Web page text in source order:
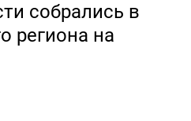
собрались в
региона на